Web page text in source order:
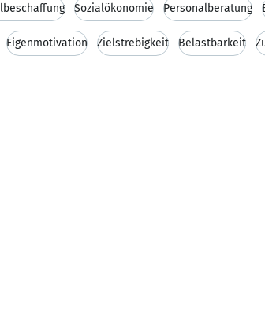
Sozialökonomie Personalberatung
Eigenmotivation Zielstrebigkeit Belastbarkeit